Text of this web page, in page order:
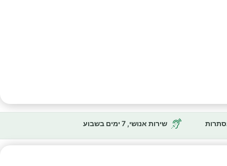
שירות אנושי, 7 ימים בשבוע